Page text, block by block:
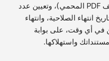
لا يزال لديك ميزات DRM المتقدمة الأخرى. على سبيل المثال، حظر الطباعة الافتراضية (السماح فقط بالطابعة الفعلية في ملف PDF المحمي)، وتعيين عدد
انتهاء الصلاحية، وانتهاء
في أي وقت، على بوابة